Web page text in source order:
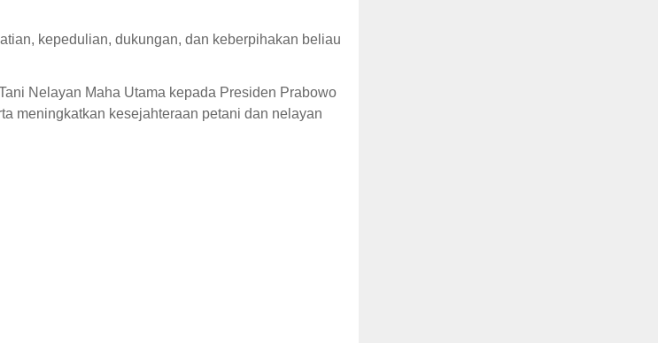
kepedulian, dukungan, dan keberpihakan beliau
Nelayan Maha Utama kepada Presiden Prabowo
meningkatkan kesejahteraan petani dan nelayan